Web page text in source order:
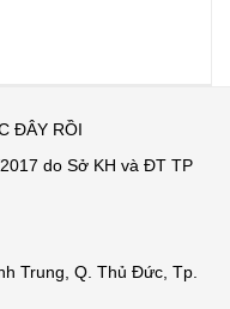
ĐÂY RỒI
do Sở KH và ĐT TP
Trung, Q. Thủ Đức, Tp.